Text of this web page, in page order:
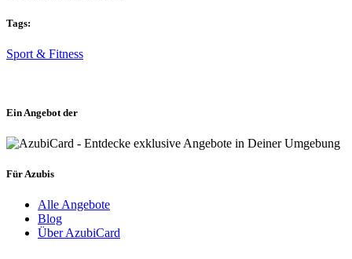
Tags:
Sport & Fitness
Ein Angebot der
Für Azubis
Alle Angebote
Blog
Über AzubiCard